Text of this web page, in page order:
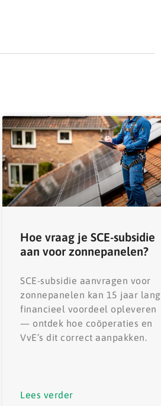
Hoe vraag je SCE-subsidie
aan voor zonnepanelen?
SCE-subsidie aanvragen voor
zonnepanelen kan 15 jaar lang
financieel voordeel opleveren
— ontdek hoe coöperaties en
VvE’s dit correct aanpakken.
Lees verder